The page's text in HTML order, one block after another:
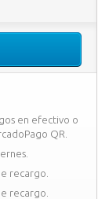
en efectivo o
QR.
recargo.
recargo.